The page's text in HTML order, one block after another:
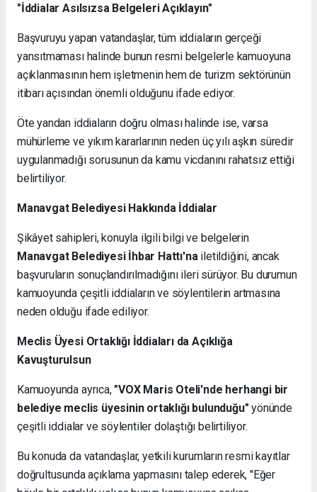
"İddialar Asılsızsa Belgeleri Açıklayın"
Başvuruyu yapan vatandaşlar, tüm iddiaların gerçeği
yansıtmaması halinde bunun resmi belgelerle kamuoyuna
açıklanmasının hem işletmenin hem de turizm sektörünün
itibarı açısından önemli olduğunu ifade ediyor.
Öte yandan iddiaların doğru olması halinde ise, varsa
mühürleme ve yıkım kararlarının neden üç yılı aşkın süredir
uygulanmadığı sorusunun da kamu vicdanını rahatsız ettiği
belirtiliyor.
Manavgat Belediyesi Hakkında İddialar
Şikâyet sahipleri, konuyla ilgili bilgi ve belgelerin
Manavgat Belediyesi İhbar Hattı'na iletildiğini, ancak
başvuruların sonuçlandırılmadığını ileri sürüyor. Bu durumun
kamuoyunda çeşitli iddiaların ve söylentilerin artmasına
neden olduğu ifade ediliyor.
Meclis Üyesi Ortaklığı İddiaları da Açıklığa
Kavuşturulsun
Kamuoyunda ayrıca, "VOX Maris Oteli'nde herhangi bir
belediye meclis üyesinin ortaklığı bulunduğu" yönünde
çeşitli iddialar ve söylentiler dolaştığı belirtiliyor.
Bu konuda da vatandaşlar, yetkili kurumların resmi kayıtlar
doğrultusunda açıklama yapmasını talep ederek, "Eğer